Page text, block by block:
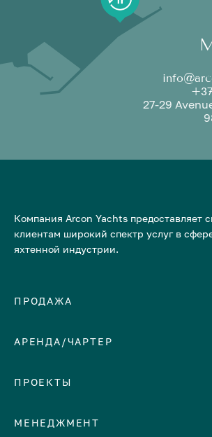
27-29
Компания Arcon Yachts предоставляет
клиентам широкий спектр услуг в
яхтенной индустрии.
ПРОДАЖА
Количество кают
АРЕНДА/ЧАРТЕР
ЕВРОПА
Греция
ПРОЕКТЫ
МЕНЕДЖМЕНТ